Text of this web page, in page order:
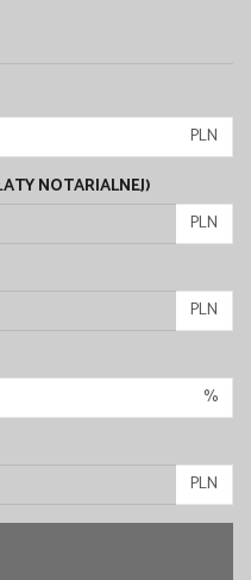
PLN
NOTARIALNEJ)
PLN
PLN
%
PLN